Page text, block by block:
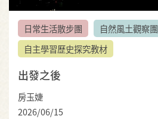
日常生活散步團
自然風土觀察團
自主學習歷史探究教材
出發之後
房玉婕
2026/06/15